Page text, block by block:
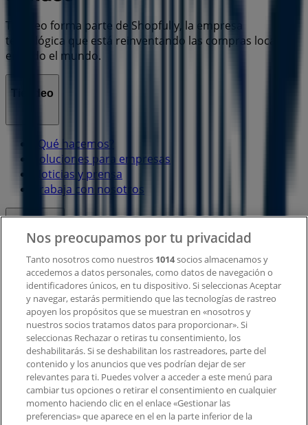
Tiendeo forma parte de Shopfully, la empresa
tecnológica que está reinventando las compras locales
en todo el mundo.
Tiendeo
¿Qué hacemos?
Soluciones para empresas
Noticias y prensa
Trabaja con nosotros
Contacto comercial y de marketing
Tienda mal colocada en el mapa
Notificar un folleto
¿Encontraste un problema en la web o en la
aplicación?
Índices
Nos preocupamos por tu privacidad
Tanto nosotros como nuestros 1014socios almacenamos y
accedemos a datos personales, como datos de navegación o
identificadores únicos, en tu dispositivo. Si seleccionas Aceptar
y navegar, estarás permitiendo que las tecnologías de rastreo
apoyen los propósitos que se muestran en «nosotros y
nuestros socios tratamos datos para proporcionar». Si
seleccionas Rechazar o retiras tu consentimiento, los
deshabilitarás. Si se deshabilitan los rastreadores, parte del
contenido y los anuncios que ves podrían dejar de ser
relevantes para ti. Puedes volver a acceder a este menú para
cambiar tus opciones o retirar el consentimiento en cualquier
momento haciendo clic en el enlace «Gestionar las
preferencias» que aparece en el en la parte inferior de la